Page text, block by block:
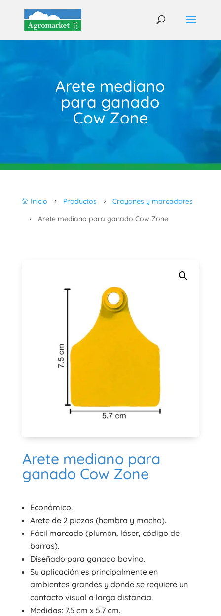
Arete mediano
para ganado
Cow Zone
 Inicio 5 Productos 5 Crayones y marcadores
5 Arete mediano para ganado Cow Zone
Arete mediano para
ganado Cow Zone
Económico.
Arete de 2 piezas (hembra y macho).
Fácil marcado (plumón, láser, código de
barras).
Diseñado para ganado bovino.
Su aplicación es principalmente en
ambientes grandes y donde se requiere un
contacto visual a larga distancia.
Medidas: 7.5 cm x 5.7 cm.